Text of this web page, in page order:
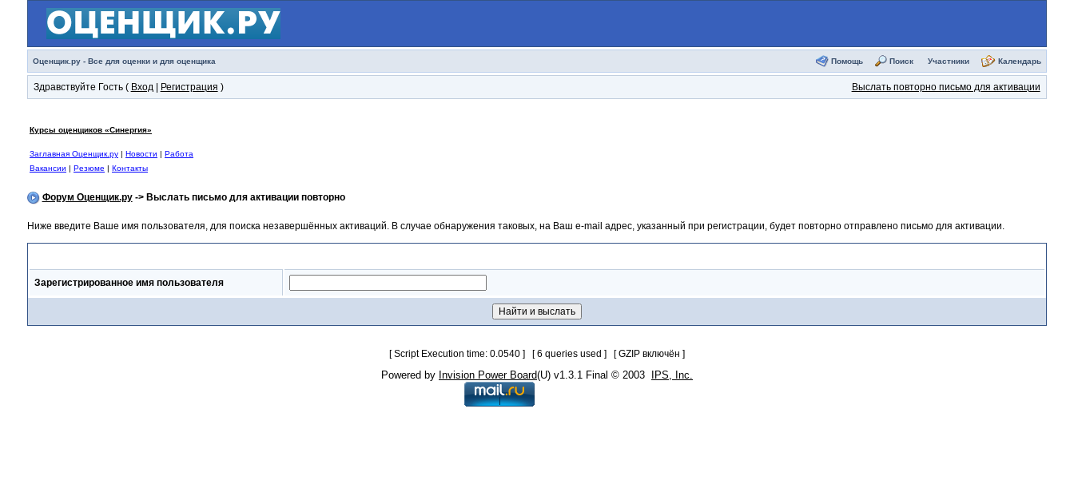
Оценщик.ру - Все для оценки и для оценщика Помощь Поиск Участники Календарь
Здравствуйте Гость ( Вход| Регистрация ) Выслать повторно письмо для активации
Курсы оценщиков «Синергия»
Заглавная Оценщик.ру| Новости | Работа
Вакансии | Резюме | Контакты
Форум Оценщик.ру-> Выслать письмо для активации повторно
Ниже введите Ваше имя пользователя, для поиска незавершённых активаций. В случае обнаружения таковых, на Ваш e-mail адрес, указанный при регистрации, будет повторно отправлено письмо для активации.
Зарегистрированное имя пользователя
[ Script Execution time: 0.0540 ] [ 6 queries used ] [ GZIP включён ]
Powered by Invision Power Board(U) v1.3.1 Final © 2003 IPS, Inc.